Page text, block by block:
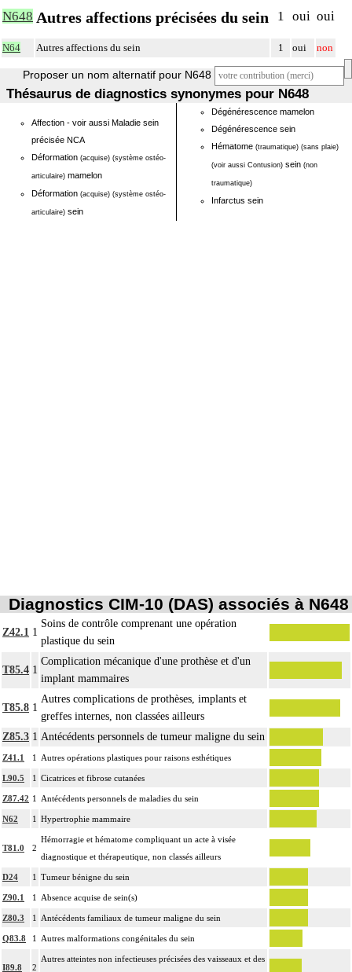
N648 Autres affections précisées du sein 1 oui oui
N64 Autres affections du sein 1 oui non
Proposer un nom alternatif pour N648
Thésaurus de diagnostics synonymes pour N648
Affection - voir aussi Maladie sein
précisée NCA
Déformation (acquise) (système ostéo-
articulaire) mamelon
Déformation (acquise) (système ostéo-
articulaire) sein
Dégénérescence mamelon
Dégénérescence sein
Hématome (traumatique) (sans plaie)
(voir aussi Contusion) sein (non
traumatique)
Infarctus sein
Diagnostics CIM-10 (DAS) associés à N648
Z42.1 1
Soins de contrôle comprenant une opération
plastique du sein
T85.4 1
Complication mécanique d'une prothèse et d'un
implant mammaires
T85.8 1
Autres complications de prothèses, implants et
greffes internes, non classées ailleurs
Z85.3 1 Antécédents personnels de tumeur maligne du sein
Z41.1 1 Autres opérations plastiques pour raisons esthétiques
L90.5 1 Cicatrices et fibrose cutanées
Z87.42 1 Antécédents personnels de maladies du sein
N62 1 Hypertrophie mammaire
T81.0 2
Hémorragie et hématome compliquant un acte à visée
diagnostique et thérapeutique, non classés ailleurs
D24 1 Tumeur bénigne du sein
Z90.1 1 Absence acquise de sein(s)
Z80.3 1 Antécédents familiaux de tumeur maligne du sein
Q83.8 1 Autres malformations congénitales du sein
I89.8 2
Autres atteintes non infectieuses précisées des vaisseaux et des